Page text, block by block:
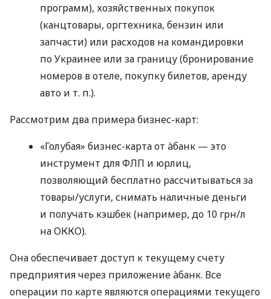
программ), хозяйственных покупок
(канцтовары, оргтехника, бензин или
запчасти) или расходов на командировки
по Украинее или за границу (бронирование
номеров в отеле, покупку билетов, аренду
авто и т. п.).
Рассмотрим два примера бизнес-карт:
«Голубая» бизнес-карта от àбанк — это
инструмент для ФЛП и юрлиц,
позволяющий бесплатно рассчитываться за
товары/услуги, снимать наличные деньги
и получать кэшбек (например, до 10 грн/л
на ОККО).
Она обеспечивает доступ к текущему счету
предприятия через приложение àбанк. Все
операции по карте являются операциями текущего